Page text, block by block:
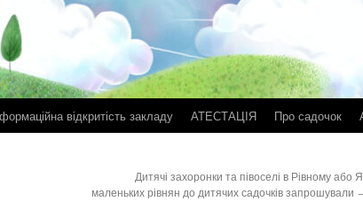
відкритість закладу АТЕСТАЦІЯ Про садочок
Дитячі захоронки та півоселі в Рівному або
маленьких рівнян до дитячих садочків запрошували